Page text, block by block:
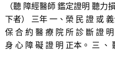
（聽 障經醫師 鑑定證明 聽
下者） 三年 一、榮 民 證 或
保 合 約 醫 療 院 所 診 斷 證
身 心 障 礙 證 明 正本。 三 、